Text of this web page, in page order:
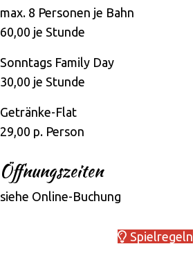
max. 8 Personen je Bahn
60,00 je Stunde
Sonntags Family Day
30,00 je Stunde
Getränke-Flat
29,00 p. Person
Öffnungszeiten
siehe Online-Buchung
Spielregeln